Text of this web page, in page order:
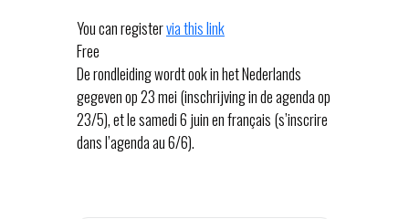
You can registervia this link
Free
De rondleiding wordt ook in het Nederlands
gegeven op 23 mei (inschrijving in de agenda op
23/5), et le samedi 6 juin en français (s’inscrire
dans l’agenda au 6/6).